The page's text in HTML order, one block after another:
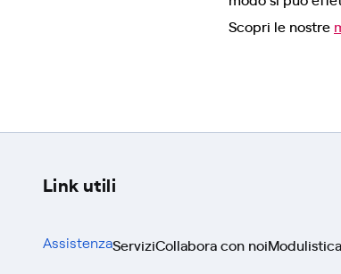
Scopri le nostre
Link utili
AssistenzaServiziCollabora con noi